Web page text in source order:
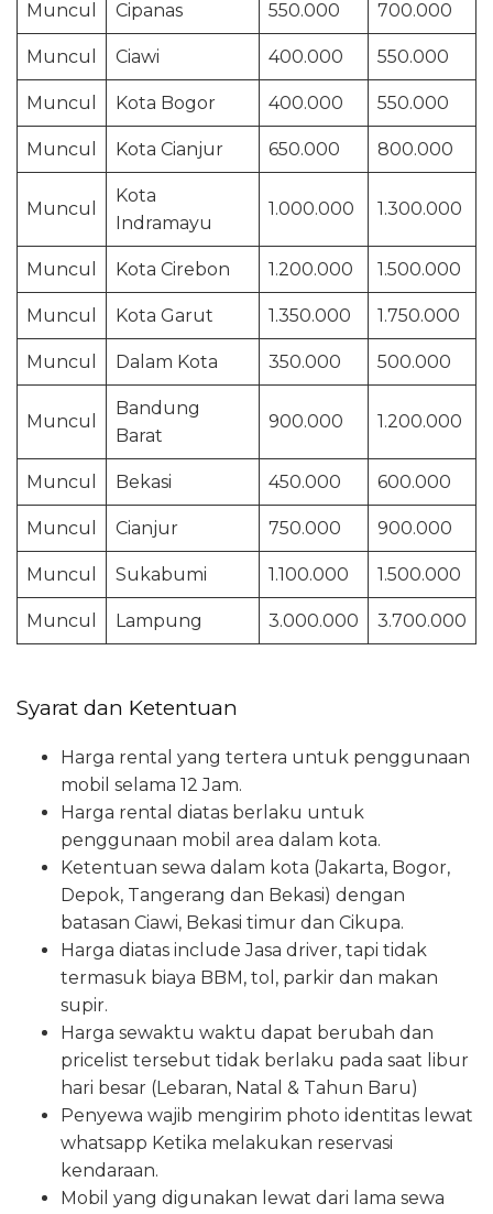
Muncul Cipanas 550.000 700.000
Muncul Ciawi 400.000 550.000
Muncul Kota Bogor 400.000 550.000
Muncul Kota Cianjur 650.000 800.000
Muncul
Kota
Indramayu
1.000.000 1.300.000
Muncul Kota Cirebon 1.200.000 1.500.000
Muncul Kota Garut 1.350.000 1.750.000
Muncul Dalam Kota 350.000 500.000
Muncul
Bandung
Barat
900.000 1.200.000
Muncul Bekasi 450.000 600.000
Muncul Cianjur 750.000 900.000
Muncul Sukabumi 1.100.000 1.500.000
Muncul Lampung 3.000.000 3.700.000
Syarat dan Ketentuan
Harga rental yang tertera untuk penggunaan
mobil selama 12 Jam.
Harga rental diatas berlaku untuk
penggunaan mobil area dalam kota.
Ketentuan sewa dalam kota (Jakarta, Bogor,
Depok, Tangerang dan Bekasi) dengan
batasan Ciawi, Bekasi timur dan Cikupa.
Harga diatas include Jasa driver, tapi tidak
termasuk biaya BBM, tol, parkir dan makan
supir.
Harga sewaktu waktu dapat berubah dan
pricelist tersebut tidak berlaku pada saat libur
hari besar (Lebaran, Natal & Tahun Baru)
Penyewa wajib mengirim photo identitas lewat
whatsapp Ketika melakukan reservasi
kendaraan.
Mobil yang digunakan lewat dari lama sewa